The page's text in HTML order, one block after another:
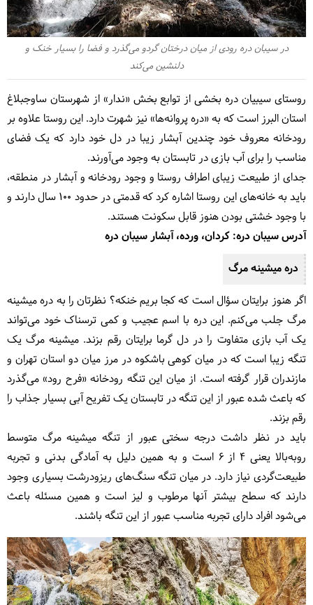
در سیبان دره رودی از میان درختان گردو می‌گذرد و فضا را بسیار خنک و
دلنشین می‌کند
روستای سیبیان دره بخشی از توابع بخش «ندار» از شهرستان ساوجبلاغ
استان البرز است که به «دره پروانه‌ها» نیز شهرت دارد. این روستا علاوه بر
رودخانه معروف خود چندین آبشار زیبا در دل خود دارد که یک فضای
مناسب را برای آب بازی در تابستان به وجود می‌آورند.
جدای از طبیعت زیبای اطراف روستا و وجود رودخانه و آبشار در منطقه،
باید به خانه‌های این روستا اشاره کرد که قدمتی در حدود ۱۰۰ سال دارند و
با وجود خشتی بودن هنوز قابل سکونت هستند.
آدرس سیبان دره: کردان، ورده، آبشار سیبان دره
دره میشینه مرگ
اگر هنوز برایتان سؤال است که کجا بریم خنکه؟ نظرتان را به دره میشینه
مرگ جلب می‌کنم. این دره با اسم عجیب و کمی ترسناک خود می‌تواند
یک آب بازی متفاوت را در دل گرما برایتان رقم بزند. میشینه مرگ یک
تنگه زیبا است که در میان کوهی باشکوه در مرز میان دو استان تهران و
مازندران قرار گرفته است. از میان این تنگه رودخانه «فرح رود» می‌گذرد
که باعث شده عبور از این تنگه در تابستان یک تفریح آبی بسیار جذاب را
رقم بزند.
باید در نظر داشت درجه سختی عبور از تنگه میشینه مرگ متوسط
روبه‌بالا یعنی ۴ از ۶ است و به همین دلیل به آمادگی بدنی و تجربه
طبیعت‌گردی نیاز دارد. در میان تنگه سنگ‌های ریزودرشت بسیاری وجود
دارند که سطح بیشتر آنها مرطوب و لیز است و همین مسئله باعث
می‌شود افراد دارای تجربه مناسب عبور از این تنگه باشند.